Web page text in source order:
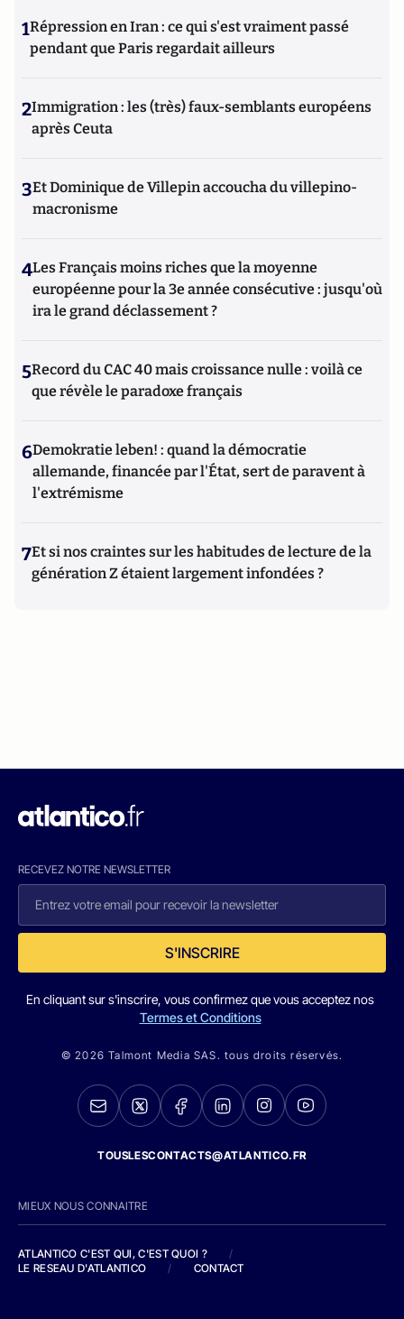
1Répression en Iran : ce qui s'est vraiment passé
pendant que Paris regardait ailleurs
2Immigration : les (très) faux-semblants européens
après Ceuta
3Et Dominique de Villepin accoucha du villepino-
macronisme
4Les Français moins riches que la moyenne
européenne pour la 3e année consécutive : jusqu'où
ira le grand déclassement ?
5Record du CAC 40 mais croissance nulle : voilà ce
que révèle le paradoxe français
6Demokratie leben! : quand la démocratie
allemande, financée par l'État, sert de paravent à
l'extrémisme
7Et si nos craintes sur les habitudes de lecture de la
génération Z étaient largement infondées ?
RECEVEZ NOTRE NEWSLETTER
S'INSCRIRE
En cliquant sur s'inscrire, vous confirmez que vous acceptez nos
Termes et Conditions
© 2026 Talmont Media SAS. tous droits réservés.
TOUSLESCONTACTS@ATLANTICO.FR
MIEUX NOUS CONNAITRE
ATLANTICO C'EST QUI, C'EST QUOI ?
/
LE RESEAU D'ATLANTICO
/ CONTACT